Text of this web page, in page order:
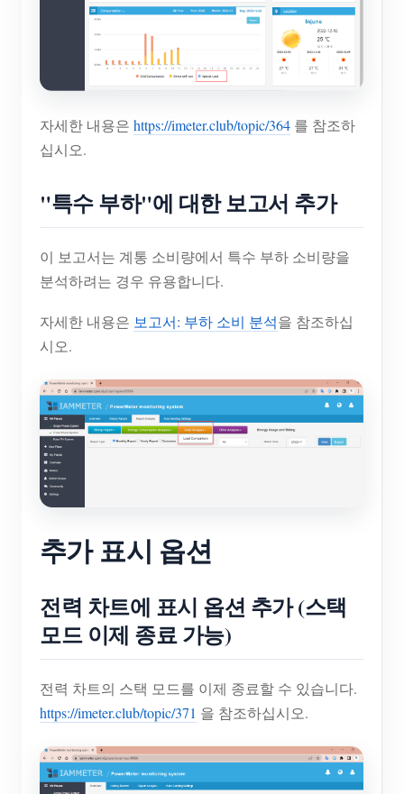
자세한 내용은 https://imeter.club/topic/364 를 참조하
십시오.
"특수 부하"에 대한 보고서 추가
이 보고서는 계통 소비량에서 특수 부하 소비량을
분석하려는 경우 유용합니다.
자세한 내용은 보고서: 부하 소비 분석을 참조하십
시오.
추가 표시 옵션
전력 차트에 표시 옵션 추가 (스택
모드 이제 종료 가능)
전력 차트의 스택 모드를 이제 종료할 수 있습니다.
https://imeter.club/topic/371 을 참조하십시오.